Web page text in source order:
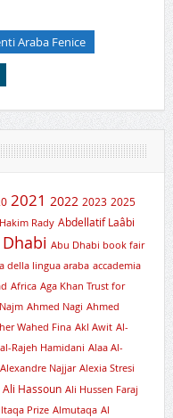
Araba Fenice
2021 2022 2023 2025
Rady Abdellatif Laâbi
Abu Dhabi book fair
della lingua araba accademia
Africa Aga Khan Trust for
Ahmed Nagi Ahmed
Wahed Fina Akl Awit Al-
al-Rajeh Hamidani Alaa Al-
Alexandre Najjar Alexia Stresi
Ali Hassoun Ali Hussen Faraj
Prize Almutaqa Al